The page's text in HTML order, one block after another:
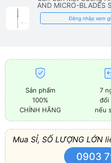
AND MICRO-BLADES
Đăng nhập xem
Sản phẩm
100%
CHÍNH HÃNG
7
đổi
nếu
Mua SỈ, SỐ LƯỢNG LỚN
0903